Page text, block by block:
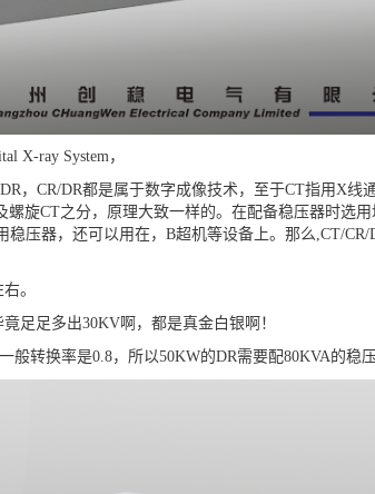
X-ray System，
DR， CR/DR都是属于数字成像技术，至于CT指用X线
螺旋CT之分，原理大致一样的。在配备稳压器时选用
稳压器，还可以用在， B超机等设备上。那么,CT/CR/
。
足足多出30KV啊，都是真金白银啊！
般转换率是0.8，所以50KW的DR需要配80KVA的稳